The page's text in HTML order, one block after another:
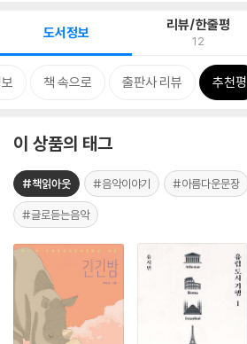
도서정보 리뷰/한줄평
12
책 속으로 출판사 리뷰 추천평
이 상품의 태그
#책읽아웃 #음악이야기 #아름다운문장
#글로듣는음악